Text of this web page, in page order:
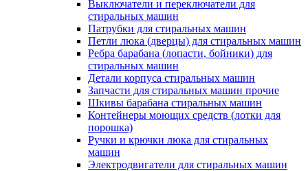
Выключатели и переключатели для
стиральных машин
Патрубки для стиральных машин
Петли люка (дверцы) для стиральных машин
Ребра барабана (лопасти, бойники) для
стиральных машин
Детали корпуса стиральных машин
Запчасти для стиральных машин прочие
Шкивы барабана стиральных машин
Контейнеры моющих средств (лотки для
порошка)
Ручки и крючки люка для стиральных
машин
Электродвигатели для стиральных машин